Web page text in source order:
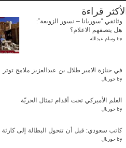
الأكثر قراءة
وثائقي “سوريانا – نسور الزوبعة”:
هل ينصفهم الاعلام؟
by وسام عبدالله
في جنازة الامير طلال بن عبدالعزيز ملامح توتر
by جورنال
العلم الأميركي تحت أقدام تمثال الحريّة
by جورنال
كاتب سعودي: قبل أن تتحول البطالة إلى كارثة
by جورنال